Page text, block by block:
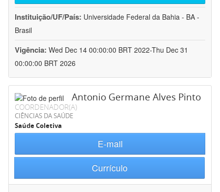
Instituição/UF/País: Universidade Federal da Bahia - BA -
Brasil
Vigência: Wed Dec 14 00:00:00 BRT 2022-Thu Dec 31
00:00:00 BRT 2026
Antonio Germane Alves Pinto
COORDENADOR(A)
CIÊNCIAS DA SAÚDE
Saúde Coletiva
E-mail
Currículo